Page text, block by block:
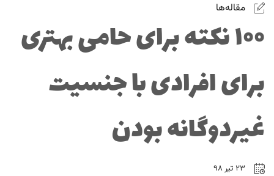
مقاله‌ها
۱۰۰ نکته‌ برای حامی بهتری
برای افرادی با جنسیت
غیردوگانه بودن